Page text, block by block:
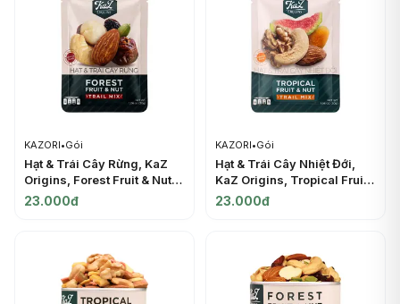
KAZORI•Gói
Hạt & Trái Cây Rừng, KaZ
Origins, Forest Fruit & Nut
Trail Mix, 1.06 oz (30g) -
23.000đ
KAZORI•Gói
Hạt & Trái Cây Nhiệt Đới,
KaZ Origins, Tropical Fruit
& Nut Trail Mix, 1.06 oz
23.000đ